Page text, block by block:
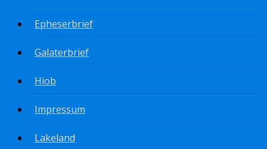
Epheserbrief
Galaterbrief
Hiob
Impressum
Lakeland